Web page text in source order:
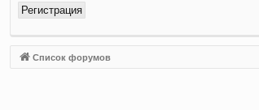
Регистрация
Список форумов